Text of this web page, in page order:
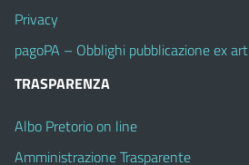
Privacy
pagoPA – Obblighi pubblicazione ex
TRASPARENZA
Albo Pretorio on line
Amministrazione Trasparente